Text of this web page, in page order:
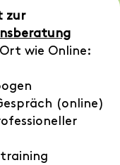
zur
wie Online:
(online)